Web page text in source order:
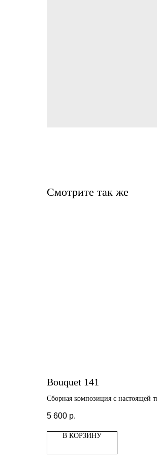
Смотрите так же
Bouquet 141
Сборная композиция с настоящей
5 600 р.
В КОРЗИНУ